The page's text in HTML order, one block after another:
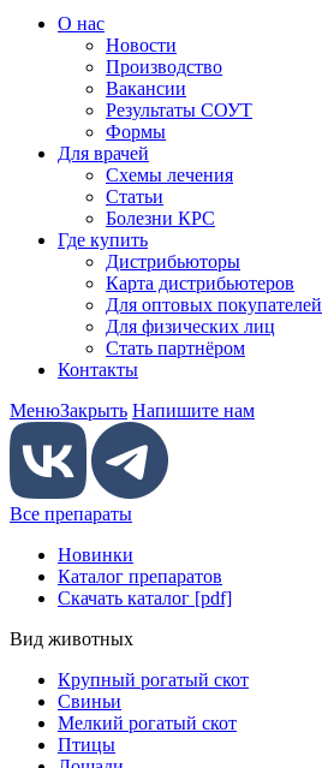
О нас
Новости
Производство
Вакансии
Результаты СОУТ
Формы
Для врачей
Схемы лечения
Статьи
Болезни КРС
Где купить
Дистрибьюторы
Карта дистрибьютеров
Для оптовых покупателей
Для физических лиц
Стать партнёром
Контакты
МенюЗакрыть Напишите нам
Все препараты
Новинки
Каталог препаратов
Скачать каталог [pdf]
Вид животных
Крупный рогатый скот
Свиньи
Мелкий рогатый скот
Птицы